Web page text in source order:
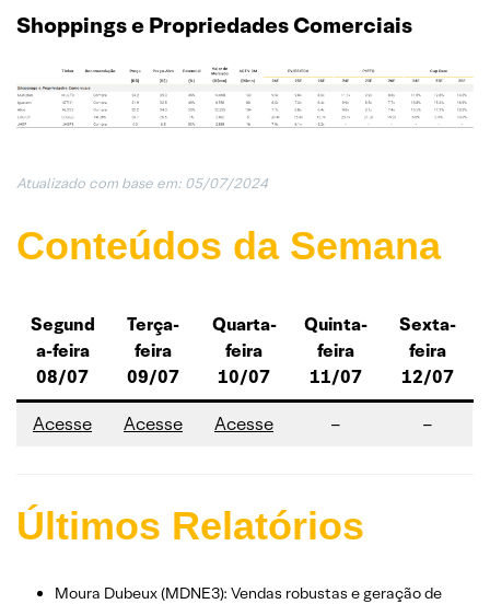
Shoppings e Propriedades Comerciais
Atualizado com base em: 05/07/2024
Conteúdos da Semana
Segund
a-feira
08/07
Terça-
feira
09/07
Quarta-
feira
10/07
Quinta-
feira
11/07
Sexta-
feira
12/07
Acesse Acesse Acesse – –
Últimos Relatórios
Moura Dubeux (MDNE3): Vendas robustas e geração de